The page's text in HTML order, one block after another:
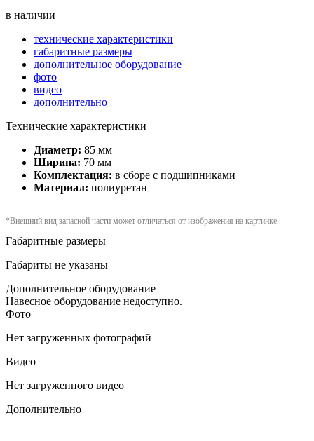
в наличии
технические характеристики
габаритные размеры
дополнительное оборудование
фото
видео
дополнительно
Технические характеристики
Диаметр: 85 мм
Ширина: 70 мм
Комплектация: в сборе с подшипниками
Материал: полиуретан
*Внешний вид запасной части может отличаться от изображения на картинке.
Габаритные размеры
Габариты не указаны
Дополнительное оборудование
Навесное оборудование недоступно.
Фото
Нет загруженных фотографий
Видео
Нет загруженного видео
Дополнительно